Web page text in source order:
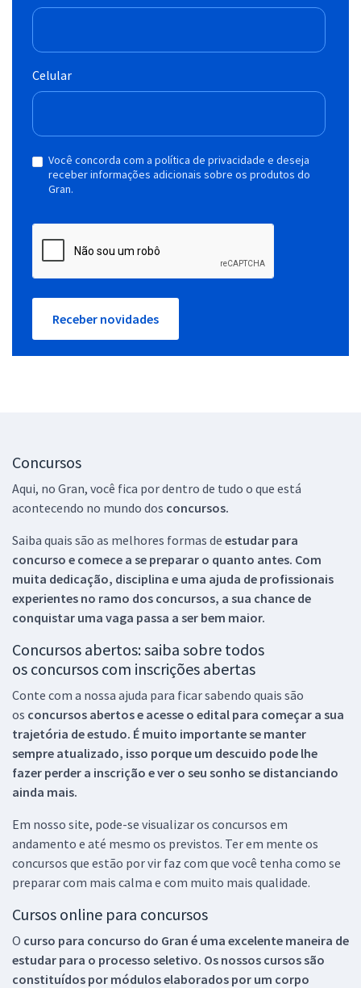
Celular
Você concorda com a política de privacidade e deseja
receber informações adicionais sobre os produtos do
Gran.
Receber novidades
Concursos
Aqui, no Gran, você fica por dentro de tudo o que está
acontecendo no mundo dos concursos.
Saiba quais são as melhores formas de estudar para
concurso e comece a se preparar o quanto antes. Com
muita dedicação, disciplina e uma ajuda de profissionais
experientes no ramo dos concursos, a sua chance de
conquistar uma vaga passa a ser bem maior.
Concursos abertos: saiba sobre todos
os concursos com inscrições abertas
Conte com a nossa ajuda para ficar sabendo quais são
os concursos abertos e acesse o edital para começar a sua
trajetória de estudo. É muito importante se manter
sempre atualizado, isso porque um descuido pode lhe
fazer perder a inscrição e ver o seu sonho se distanciando
ainda mais.
Em nosso site, pode-se visualizar os concursos em
andamento e até mesmo os previstos. Ter em mente os
concursos que estão por vir faz com que você tenha como se
preparar com mais calma e com muito mais qualidade.
Cursos online para concursos
O curso para concurso do Gran é uma excelente maneira de
estudar para o processo seletivo. Os nossos cursos são
constituídos por módulos elaborados por um corpo